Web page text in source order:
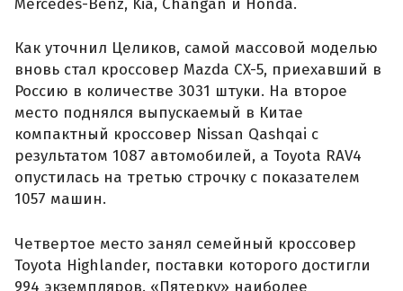
Mercedes-Benz, Kia, Changan и Honda.
Как уточнил Целиков, самой массовой моделью
вновь стал кроссовер Mazda CX-5, приехавший в
Россию в количестве 3031 штуки. На второе
место поднялся выпускаемый в Китае
компактный кроссовер Nissan Qashqai с
результатом 1087 автомобилей, а Toyota RAV4
опустилась на третью строчку с показателем
1057 машин.
Четвертое место занял семейный кроссовер
Toyota Highlander, поставки которого достигли
994 экземпляров. «Пятерку» наиболее